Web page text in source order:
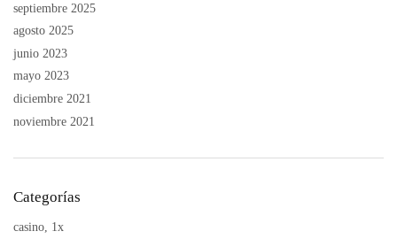
septiembre 2025
agosto 2025
junio 2023
mayo 2023
diciembre 2021
noviembre 2021
Categorías
casino, 1x